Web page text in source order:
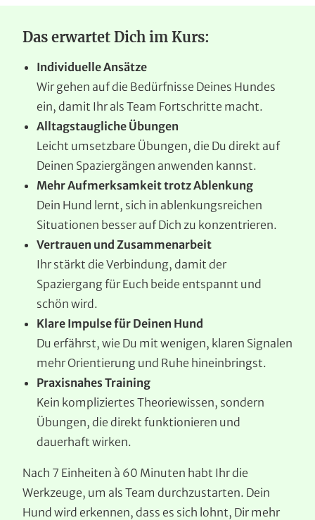
Das erwartet Dich im Kurs:
Individuelle Ansätze
Wir gehen auf die Bedürfnisse Deines Hundes
ein, damit Ihr als Team Fortschritte macht.
Alltagstaugliche Übungen
Leicht umsetzbare Übungen, die Du direkt auf
Deinen Spaziergängen anwenden kannst.
Mehr Aufmerksamkeit trotz Ablenkung
Dein Hund lernt, sich in ablenkungsreichen
Situationen besser auf Dich zu konzentrieren.
Vertrauen und Zusammenarbeit
Ihr stärkt die Verbindung, damit der
Spaziergang für Euch beide entspannt und
schön wird.
Klare Impulse für Deinen Hund
Du erfährst, wie Du mit wenigen, klaren Signalen
mehr Orientierung und Ruhe hineinbringst.
Praxisnahes Training
Kein kompliziertes Theoriewissen, sondern
Übungen, die direkt funktionieren und
dauerhaft wirken.
Nach 7 Einheiten à 60 Minuten habt Ihr die
Werkzeuge, um als Team durchzustarten. Dein
Hund wird erkennen, dass es sich lohnt, Dir mehr